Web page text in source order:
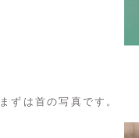
まずは首の写真です。